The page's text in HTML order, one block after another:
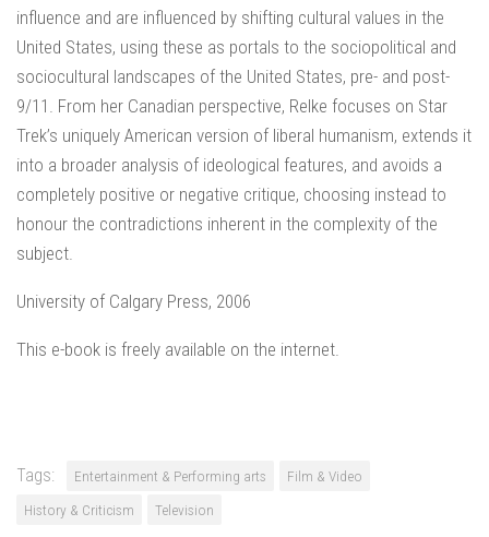
influence and are influenced by shifting cultural values in the
United States, using these as portals to the sociopolitical and
sociocultural landscapes of the United States, pre- and post-
9/11. From her Canadian perspective, Relke focuses on Star
Trek’s uniquely American version of liberal humanism, extends it
into a broader analysis of ideological features, and avoids a
completely positive or negative critique, choosing instead to
honour the contradictions inherent in the complexity of the
subject.
University of Calgary Press, 2006
This e-book is freely available on the internet.
Tags: Entertainment & Performing arts
Film & Video
History & Criticism
Television